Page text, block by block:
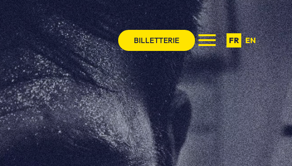
BILLETTERIE FR EN